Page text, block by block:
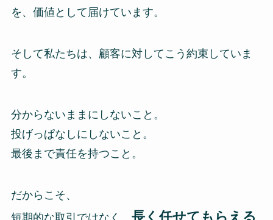
を、価値として届けています。
そして私たちは、顧客に対してこう約束していま
す。
分からないままにしないこと。
投げっぱなしにしないこと。
最後まで責任を持つこと。
だからこそ、
短期的な取引ではなく、 長く任せてもらえる